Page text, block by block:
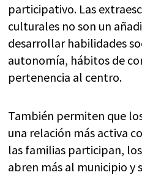
participativo. Las
culturales no son un
desarrollar habilidades
autonomía, hábitos de
pertenencia al centro.
También permiten que
una relación más activa
las familias participan,
abren más al municipio y